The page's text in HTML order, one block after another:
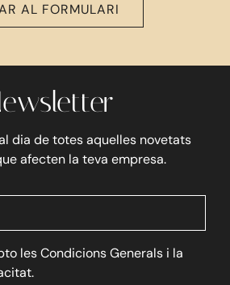
AL FORMULARI
dia de totes aquelles novetats
afecten la teva empresa.
les Condicions Generals i la